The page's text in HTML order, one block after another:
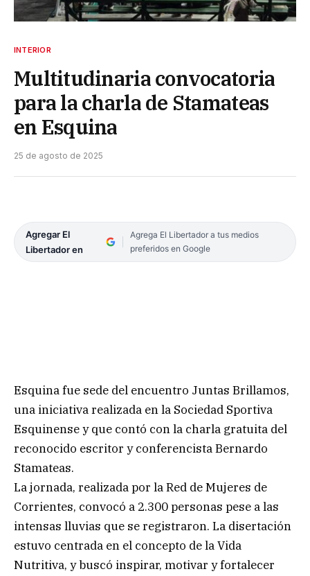
INTERIOR
Multitudinaria convocatoria
para la charla de Stamateas
en Esquina
25 de agosto de 2025
Agregar El
Libertador en
Agrega El Libertador a tus medios
preferidos en Google
Esquina fue sede del encuentro Juntas Brillamos,
una iniciativa realizada en la Sociedad Sportiva
Esquinense y que contó con la charla gratuita del
reconocido escritor y conferencista Bernardo
Stamateas.
La jornada, realizada por la Red de Mujeres de
Corrientes, convocó a 2.300 personas pese a las
intensas lluvias que se registraron. La disertación
estuvo centrada en el concepto de la Vida
Nutritiva, y buscó inspirar, motivar y fortalecer